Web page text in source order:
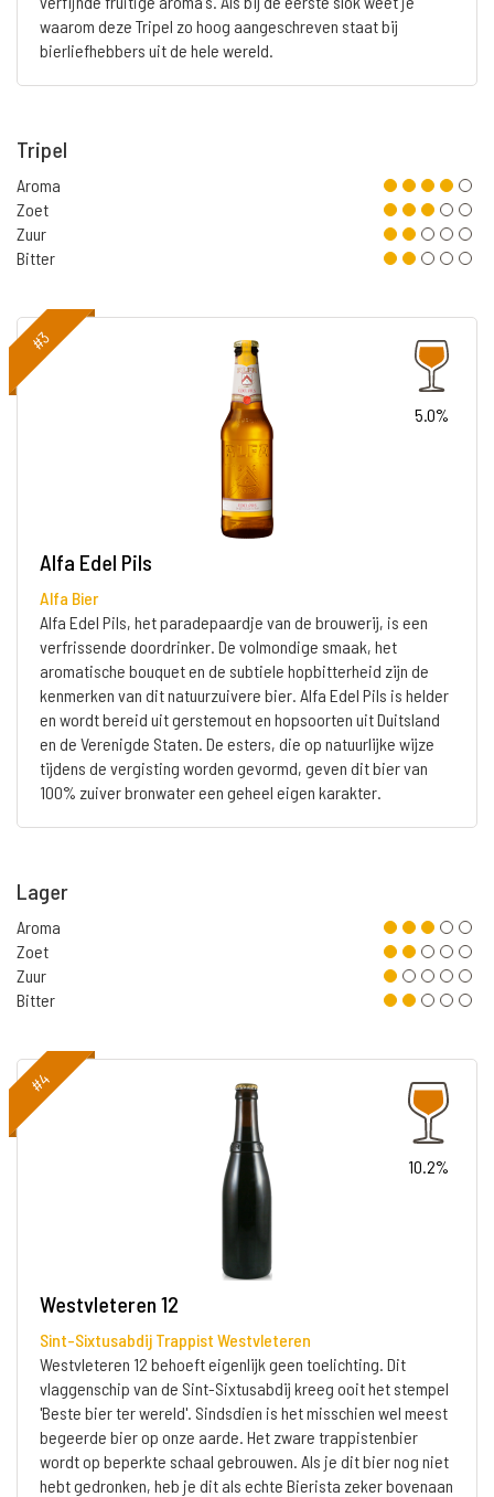
waarom deze Tripel zo hoog aangeschreven staat bij
bierliefhebbers uit de hele wereld.
Tripel
Aroma
Zoet
Zuur
Bitter
#3
5.0%
Alfa Edel Pils
Alfa Bier
Alfa Edel Pils, het paradepaardje van de brouwerij, is een
verfrissende doordrinker. De volmondige smaak, het
aromatische bouquet en de subtiele hopbitterheid zijn de
kenmerken van dit natuurzuivere bier. Alfa Edel Pils is helder
en wordt bereid uit gerstemout en hopsoorten uit Duitsland
en de Verenigde Staten. De esters, die op natuurlijke wijze
tijdens de vergisting worden gevormd, geven dit bier van
100% zuiver bronwater een geheel eigen karakter.
Lager
Aroma
Zoet
Zuur
Bitter
#4
10.2%
Westvleteren 12
Sint-Sixtusabdij Trappist Westvleteren
Westvleteren 12 behoeft eigenlijk geen toelichting. Dit
vlaggenschip van de Sint-Sixtusabdij kreeg ooit het stempel
'Beste bier ter wereld'. Sindsdien is het misschien wel meest
begeerde bier op onze aarde. Het zware trappistenbier
wordt op beperkte schaal gebrouwen. Als je dit bier nog niet
hebt gedronken, heb je dit als echte Bierista zeker bovenaan